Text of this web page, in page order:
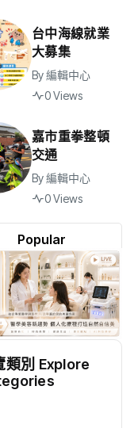
Popular
台中海線就業
大募集
By編輯中心
0 Views
嘉市重拳整頓
交通
By編輯中心
0 Views
類別 Explore